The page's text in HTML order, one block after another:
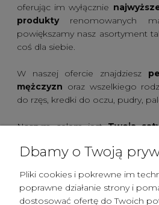
oferując im wyłącznie
produktyrenomowanych
powiększamy nasz asortyment
coś dla siebie.
W naszej ofercie znajdziesz
mężczyzn oraz wszelkiego
do rzęs, kredki do oczu, pudry,
Naszym celem jestTwoja
zamówienie było
profesjonalny.
Dbamy o Twoją
Pliki cookies i pokrewne im
poprawne działanie strony i
dostosować ofertę do Twoich